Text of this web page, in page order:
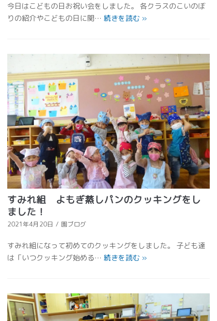
今日はこどもの日お祝い会をしました。 各クラスのこいのぼ
りの紹介やこどもの日に関… 続きを読む »
すみれ組 よもぎ蒸しパンのクッキングをし
ました！
2021年4月20日 園ブログ
すみれ組になって初めてのクッキングをしました。 子ども達
は「いつクッキング始める… 続きを読む »